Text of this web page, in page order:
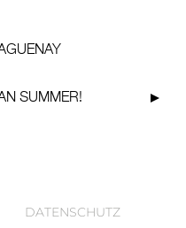
SUMMER!
DATENSCHUTZ